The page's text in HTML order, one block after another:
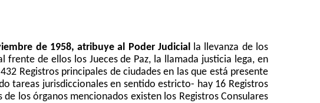
de 1958, atribuye al Poder Judicial
la llevanza de los
frente de ellos los Jueces de Paz, la llamada justicia lega, en
Registros principales de ciudades en las que está presente
tareas jurisdiccionales en sentido estricto- hay 16 Registros
los órganos mencionados existen los Registros Consulares